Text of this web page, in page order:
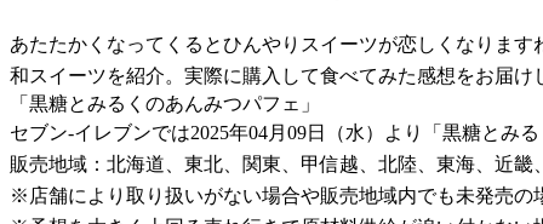
あたたかくなってくるとひんやりスイーツが恋しくなりま
和スイーツを紹介。実際に購入して食べてみた感想をお届け
「黒糖とみるくのあんみつパフェ」
セブン-イレブンでは2025年04月09日（水）より「黒糖とみ
販売地域：北海道、東北、関東、甲信越、北陸、東海、近畿
※店舗により取り扱いがない場合や販売地域内でも未発売の